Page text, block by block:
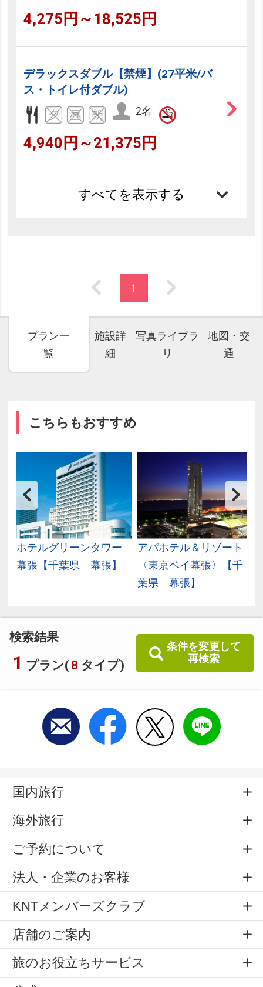
検索結果
1 プラン( 8 タイプ)
条件を変更して
再検索
4,275円～18,525円
デラックスダブル【禁煙】(27平米/バ
ス・トイレ付ダブル)
2名
4,940円～21,375円
すべてを表示する
1
プラン一
覧
施設詳
細
写真ライブラ
リ
地図・交
通
こちらもおすすめ
ホテルグリーンタワー
幕張【千葉県 幕張】
アパホテル＆リゾート
〈東京ベイ幕張〉【千
葉県 幕張】
国内旅行
海外旅行
ご予約について
法人・企業のお客様
KNTメンバーズクラブ
店舗のご案内
旅のお役立ちサービス